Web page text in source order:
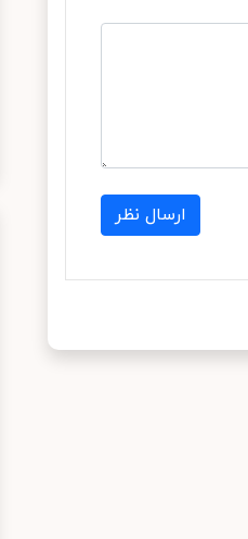
ارسال نظر